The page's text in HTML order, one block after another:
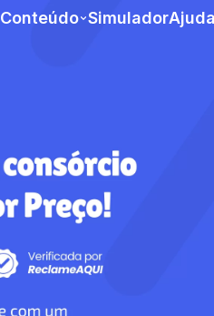
Conteúdo Simulador